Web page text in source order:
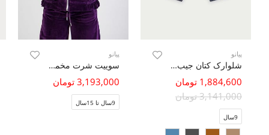
پیانو
شلوارک کتان جیب دار
1,884,600 تومان
3,141,000 تومان
9سال
پیانو
سوییت شرت مخمل (ست با کد 10472)
3,193,000 تومان
9سال تا 15سال